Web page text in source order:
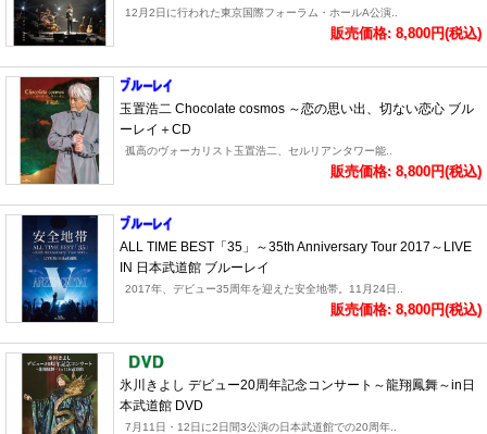
12月2日に行われた東京国際フォーラム・ホールA公演..
販売価格: 8,800円(税込)
玉置浩二 Chocolate cosmos ～恋の思い出、切ない恋心 ブル
ーレイ＋CD
孤高のヴォーカリスト玉置浩二、セルリアンタワー能..
販売価格: 8,800円(税込)
ALL TIME BEST「35」～35th Anniversary Tour 2017～LIVE
IN 日本武道館 ブルーレイ
2017年、デビュー35周年を迎えた安全地帯。11月24日..
販売価格: 8,800円(税込)
氷川きよし デビュー20周年記念コンサート～龍翔鳳舞～in日
本武道館 DVD
7月11日・12日に2日間3公演の日本武道館での20周年..